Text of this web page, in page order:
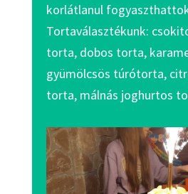
korlátlanul
Tortaválasztékunk:
torta, dobos torta,
gyümölcsös túrótorta,
torta, málnás joghurtos